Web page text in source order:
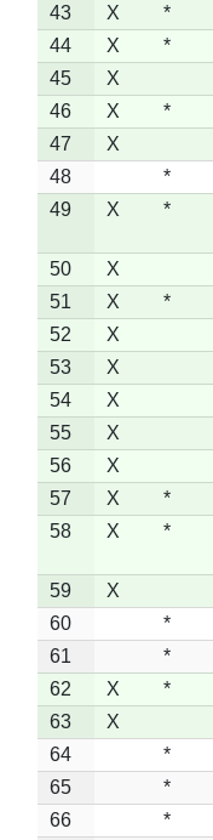
43
X *
44
X *
45
X
46
X *
47
X
48
*
49
X *
50 X
51
X *
52
X
53
X
54
X
55
X
56
X
57
X *
58
X *
59 X
60
*
61
*
62
X *
63
X
64
*
65
*
66
*